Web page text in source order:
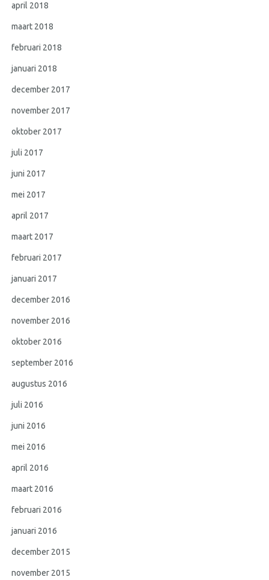
april 2018
maart 2018
februari 2018
januari 2018
december 2017
november 2017
oktober 2017
juli 2017
juni 2017
mei 2017
april 2017
maart 2017
februari 2017
januari 2017
december 2016
november 2016
oktober 2016
september 2016
augustus 2016
juli 2016
juni 2016
mei 2016
april 2016
maart 2016
februari 2016
januari 2016
december 2015
november 2015